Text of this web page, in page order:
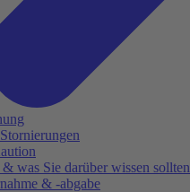
was Sie darüber wissen sollten
& -abgabe